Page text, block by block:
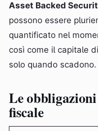
Asset Backed
possono essere
quantificato nel
così come il capitale
solo quando scadono.
Le
fiscale